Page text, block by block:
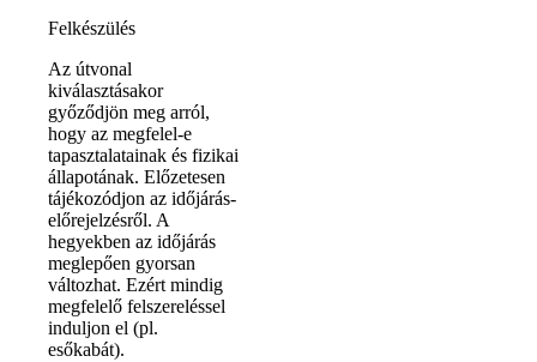
Felkészülés
Az útvonal
kiválasztásakor
győződjön meg arról,
hogy az megfelel-e
tapasztalatainak és fizikai
állapotának. Előzetesen
tájékozódjon az időjárás-
előrejelzésről. A
hegyekben az időjárás
meglepően gyorsan
változhat. Ezért mindig
megfelelő felszereléssel
induljon el (pl.
esőkabát).